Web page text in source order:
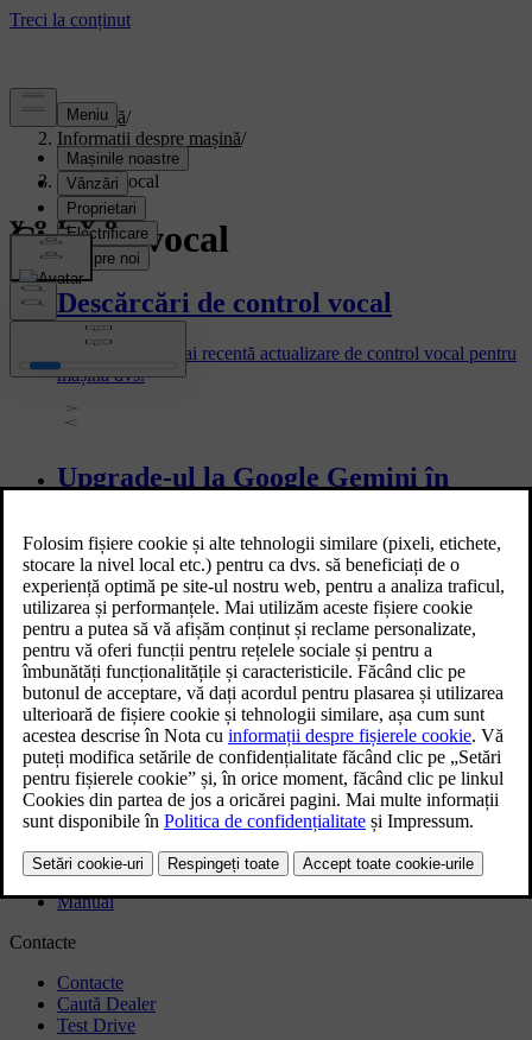
Asistență/
Informații despre mașină/
Software auto/
Control vocal
Control vocal
Descărcări de control vocal
Descărcați cea mai recentă actualizare de control vocal pentru
mașina dvs.
Upgrade-ul la Google Gemini în
Google Gemini este în curs de introducere treptată pe mașinile
Volvo Cars sub forma unui upgrade opțional pentru Google
Assistant. Când această funcție va fi disponibilă pentru Contul
Google, veți putea să vă înscrieți pentru a începe să le folosiți.